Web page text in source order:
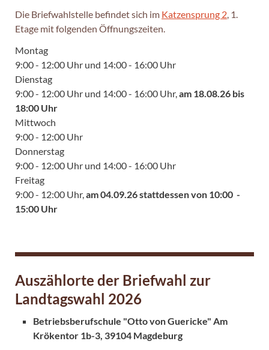
Die Briefwahlstelle befindet sich im Katzensprung 2 , 1.
Etage mit folgenden Öffnungszeiten.
Montag
9:00 - 12:00 Uhr und 14:00 - 16:00 Uhr
Dienstag
9:00 - 12:00 Uhr und 14:00 - 16:00 Uhr, am 18.08.26 bis
18:00 Uhr
Mittwoch
9:00 - 12:00 Uhr
Donnerstag
9:00 - 12:00 Uhr und 14:00 - 16:00 Uhr
Freitag
9:00 - 12:00 Uhr, am 04.09.26 stattdessen von 10:00 -
15:00 Uhr
Auszählorte der Briefwahl zur
Landtagswahl 2026
Betriebsberufschule "Otto von Guericke" Am
Krökentor 1b-3, 39104 Magdeburg